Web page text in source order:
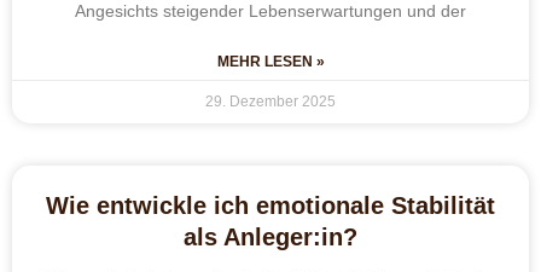
Angesichts steigender Lebenserwartungen und der
MEHR LESEN »
29. Dezember 2025
Wie entwickle ich emotionale Stabilität
als Anleger:in?